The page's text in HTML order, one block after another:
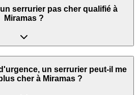
serrurier pas cher qualifié à
Miramas ?
un serrurier peut‑il me
cher à Miramas ?